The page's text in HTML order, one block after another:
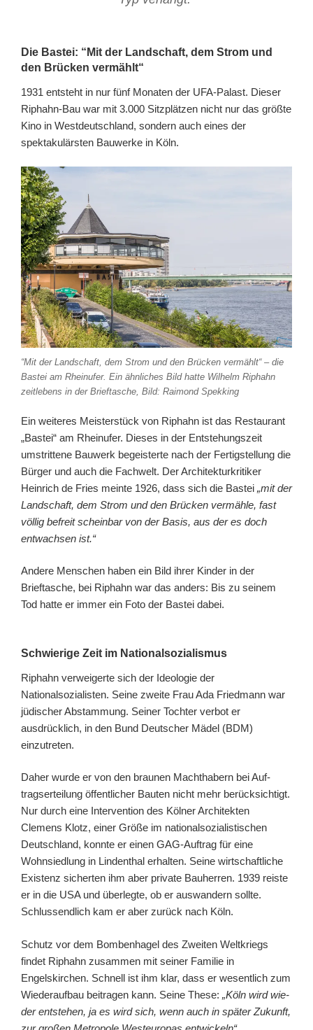
Die Bastei: “Mit der Landschaft, dem Strom und
den Brücken vermählt“
1931 entsteht in nur fünf Monaten der UFA-Palast. Dieser
Riphahn-Bau war mit 3.000 Sitzplätzen nicht nur das größte
Kino in Westdeutschland, sondern auch eines der
spektakulärsten Bauwerke in Köln.
“Mit der Landschaft, dem Strom und den Brücken vermählt“ – die
Bastei am Rheinufer. Ein ähnliches Bild hatte Wilhelm Riphahn
zeitlebens in der Brieftasche, Bild: Raimond Spekking
Ein weiteres Meisterstück von Riphahn ist das Restaurant
„Bastei“ am Rheinufer. Dieses in der Entstehungszeit
umstrittene Bauwerk begeisterte nach der Fertigstellung die
Bürger und auch die Fachwelt. Der Architekturkritiker
Heinrich de Fries meinte 1926, dass sich die Bastei „mit der
Landschaft, dem Strom und den Brücken vermähle, fast
völlig befreit scheinbar von der Basis, aus der es doch
entwachsen ist.“
Andere Menschen haben ein Bild ihrer Kinder in der
Brieftasche, bei Riphahn war das anders: Bis zu seinem
Tod hatte er immer ein Foto der Bastei dabei.
Schwierige Zeit im Nationalsozialismus
Riphahn verweigerte sich der Ideologie der
Nationalsozialisten. Seine zweite Frau Ada Friedmann war
jüdischer Abstammung. Seiner Tochter verbot er
ausdrücklich, in den Bund Deutscher Mädel (BDM)
einzutreten.
Daher wurde er von den braunen Machthabern bei Auf­
trags­er­tei­lung öf­fent­li­cher Bau­ten nicht mehr berücksichtigt.
Nur durch eine Intervention des Kölner Architekten
Clemens Klotz, einer Größe im nationalsozialistischen
Deutschland, konnte er einen GAG-Auftrag für eine
Wohnsiedlung in Lindenthal erhalten. Seine wirtschaftliche
Existenz sicherten ihm aber private Bauherren. 1939 reiste
er in die USA und überlegte, ob er auswandern sollte.
Schlussendlich kam er aber zurück nach Köln.
Schutz vor dem Bombenhagel des Zweiten Weltkriegs
findet Riphahn zusammen mit seiner Familie in
Engelskirchen. Schnell ist ihm klar, dass er wesentlich zum
Wiederaufbau beitragen kann. Seine These: „Köln wird wie­
der ent­ste­hen, ja es wird sich, wenn auch in spä­ter Zu­kunft,